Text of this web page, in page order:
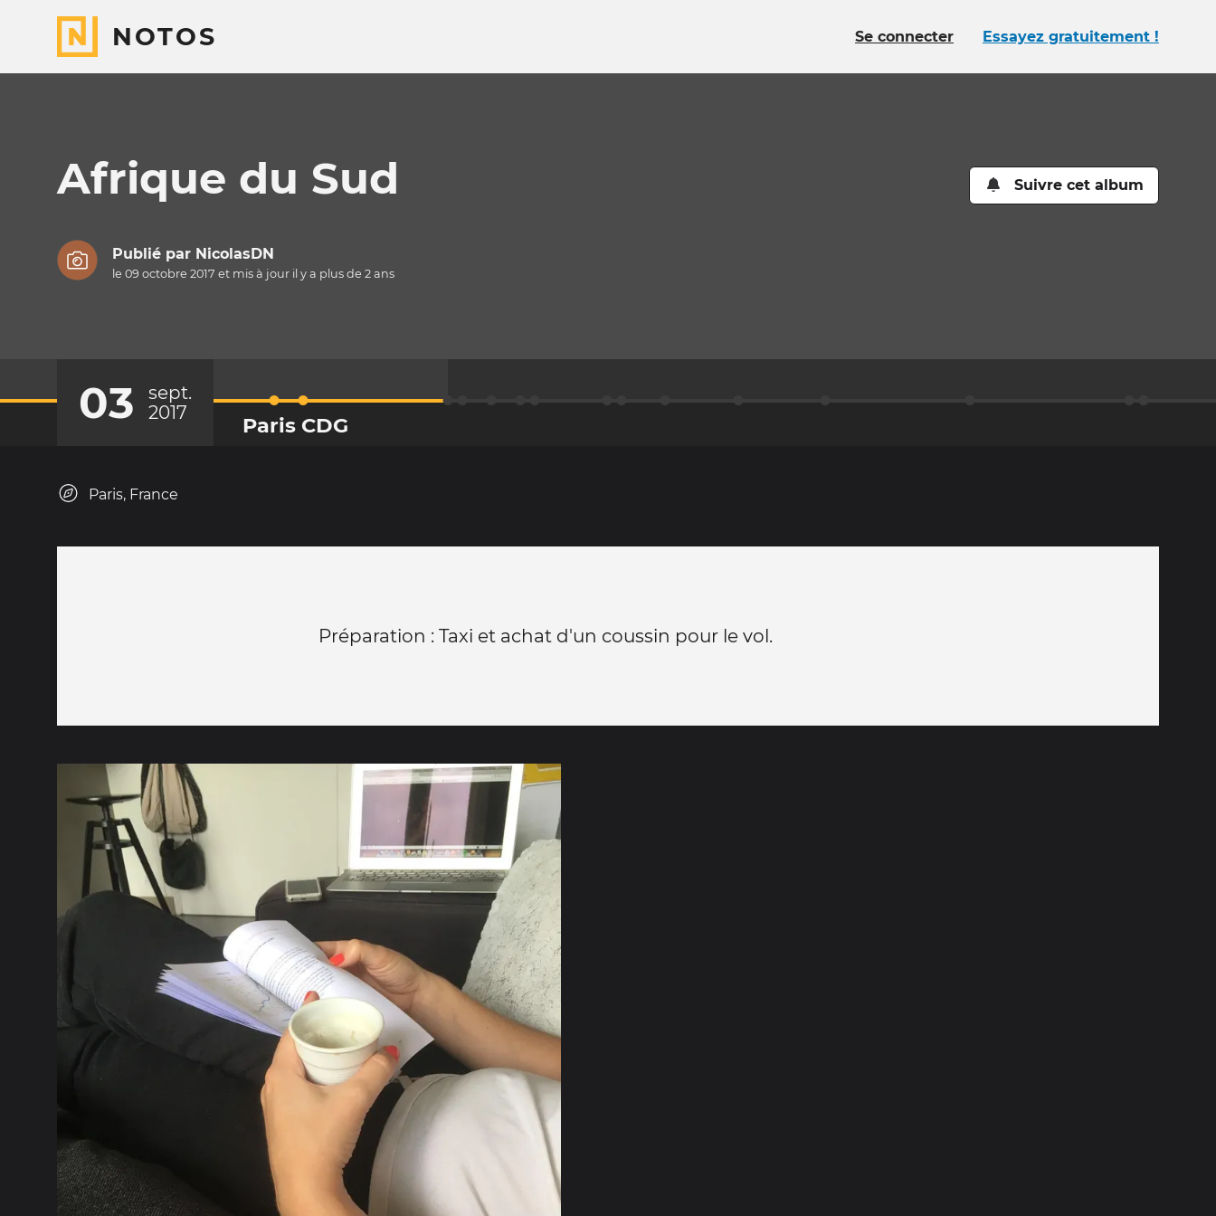
NOTOS Se connecter Essayez gratuitement !
Afrique du Sud Suivre cet album
Publié par NicolasDN
le 09 octobre 2017 et mis à jour il y a plus de 2 ans
03
sept.
2017
Paris CDG
Paris, France
Préparation : Taxi et achat d'un coussin pour le vol.